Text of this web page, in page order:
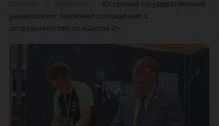
Югорский государственный
университет заключил соглашение о
сотрудничестве со «Школа 21»